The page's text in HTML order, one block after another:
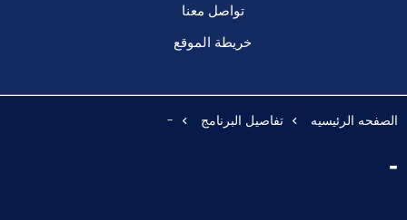
تواصل معنا
خريطة الموقع
الصفحه الرئيسيه تفاصيل البرنامج -
-